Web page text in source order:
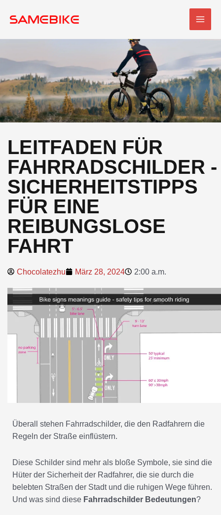
Inhalt
LEITFADEN FÜR
FAHRRADSCHILDER -
SICHERHEITSTIPPS
FÜR EINE
REIBUNGSLOSE
FAHRT
Chocolatezhu März 28, 2024 2:00 a.m.
Überall stehen Fahrradschilder, die den Radfahrern die
Regeln der Straße einflüstern.
Diese Schilder sind mehr als bloße Symbole, sie sind die
Hüter der Sicherheit der Radfahrer, die sie durch die
belebten Straßen der Stadt und die ruhigen Wege führen.
Und was sind diese Fahrradschilder Bedeutungen?